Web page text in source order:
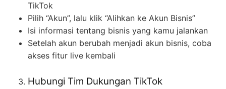
TikTok
Pilih “Akun”, lalu klik “Alihkan ke Akun Bisnis”
Isi informasi tentang bisnis yang kamu jalankan
Setelah akun berubah menjadi akun bisnis, coba
akses fitur live kembali
Hubungi Tim Dukungan TikTok